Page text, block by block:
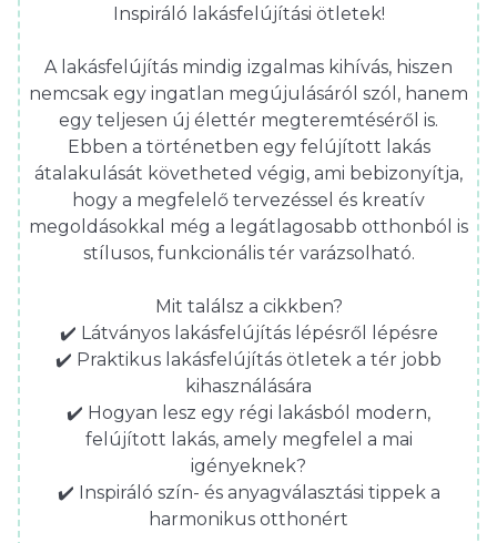
Inspiráló lakásfelújítási ötletek!
A lakásfelújítás mindig izgalmas kihívás, hiszen
nemcsak egy ingatlan megújulásáról szól, hanem
egy teljesen új élettér megteremtéséről is.
Ebben a történetben egy felújított lakás
átalakulását követheted végig, ami bebizonyítja,
hogy a megfelelő tervezéssel és kreatív
megoldásokkal még a legátlagosabb otthonból is
stílusos, funkcionális tér varázsolható.
Mit találsz a cikkben?
✔️ Látványos lakásfelújítás lépésről lépésre
✔️ Praktikus lakásfelújítás ötletek a tér jobb
kihasználására
✔️ Hogyan lesz egy régi lakásból modern,
felújított lakás, amely megfelel a mai
igényeknek?
✔️ Inspiráló szín- és anyagválasztási tippek a
harmonikus otthonért